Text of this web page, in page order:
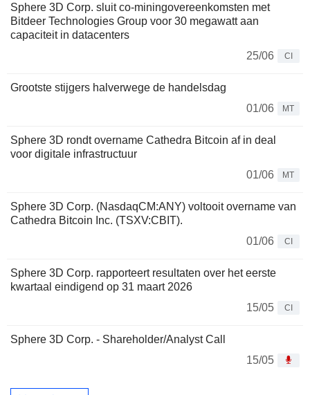
Sphere 3D Corp. sluit co-miningovereenkomsten met
Bitdeer Technologies Group voor 30 megawatt aan
capaciteit in datacenters
25/06
CI
Grootste stijgers halverwege de handelsdag
01/06
MT
Sphere 3D rondt overname Cathedra Bitcoin af in deal
voor digitale infrastructuur
01/06
MT
Sphere 3D Corp. (NasdaqCM:ANY) voltooit overname van
Cathedra Bitcoin Inc. (TSXV:CBIT).
01/06
CI
Sphere 3D Corp. rapporteert resultaten over het eerste
kwartaal eindigend op 31 maart 2026
15/05
CI
Sphere 3D Corp. - Shareholder/Analyst Call
15/05